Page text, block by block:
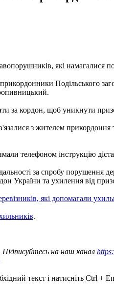
які намагалися
Подільського
за кордон, щоб уникнути
з жителем
телефоном інструкцію
за спробу порушення
України та ухилення від
які допомагали
.
на наш канал
текст і натисніть Ctrl +